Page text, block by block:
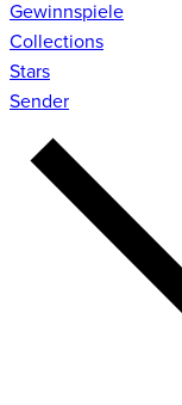
Gewinnspiele
Collections
Stars
Sender